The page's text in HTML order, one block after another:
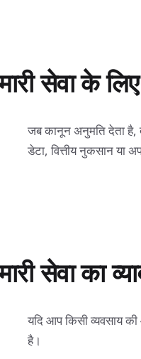
सेवा के
जब कानून अनुमति देता है,
डेटा, वित्तीय नुकसान या
सेवा का
यदि आप किसी व्यवसाय
है।